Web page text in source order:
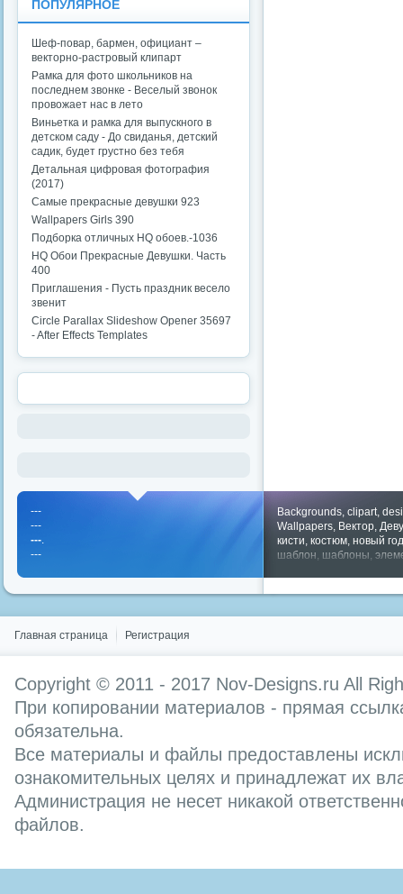
ПОПУЛЯРНОЕ
Шеф-повар, бармен, официант –
векторно-растровый клипарт
Рамка для фото школьников на
последнем звонке - Веселый звонок
провожает нас в лето
Виньетка и рамка для выпускного в
детском саду - До свиданья, детский
садик, будет грустно без тебя
Детальная цифровая фотография
(2017)
Самые прекрасные девушки 923
Wallpapers Girls 390
Подборка отличных HQ обоев.-1036
HQ Обои Прекрасные Девушки. Часть
400
Приглашения - Пусть праздник весело
звенит
Circle Parallax Slideshow Opener 35697
- After Effects Templates
Backgrounds, clipart,
Wallpapers, Вектор,
кисти, костюм, новый год
шаблон, шаблоны,
---
---
---.
---
Главная страница Регистрация
Copyright © 2011 - 2017 Nov-Designs.ru All
При копировании материалов - прямая
обязательна.
Все материалы и файлы предоставлены
ознакомительных целях и принадлежат их
Администрация не несет никакой
файлов.